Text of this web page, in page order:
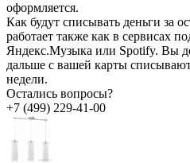
оформляется.
Как будут списывать деньги за
работает также как в сервисах
Яндекс.Музыка или Spotify. Вы
дальше с вашей карты
недели.
Остались вопросы?
+7 (499) 229-41-00